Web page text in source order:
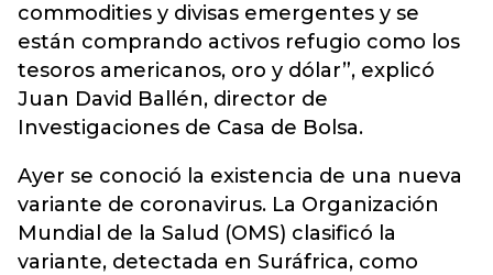
commodities y divisas emergentes y se
están comprando activos refugio como los
tesoros americanos, oro y dólar”, explicó
Juan David Ballén, director de
Investigaciones de Casa de Bolsa.
Ayer se conoció la existencia de una nueva
variante de coronavirus. La Organización
Mundial de la Salud (OMS) clasificó la
variante, detectada en Suráfrica, como